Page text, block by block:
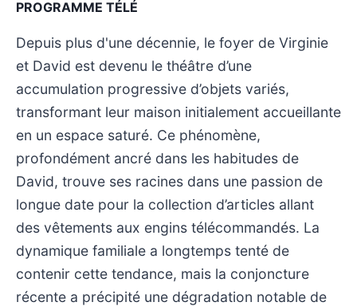
PROGRAMME TÉLÉ
Depuis plus d'une décennie, le foyer de Virginie
et David est devenu le théâtre d’une
accumulation progressive d’objets variés,
transformant leur maison initialement accueillante
en un espace saturé. Ce phénomène,
profondément ancré dans les habitudes de
David, trouve ses racines dans une passion de
longue date pour la collection d’articles allant
des vêtements aux engins télécommandés. La
dynamique familiale a longtemps tenté de
contenir cette tendance, mais la conjoncture
récente a précipité une dégradation notable de